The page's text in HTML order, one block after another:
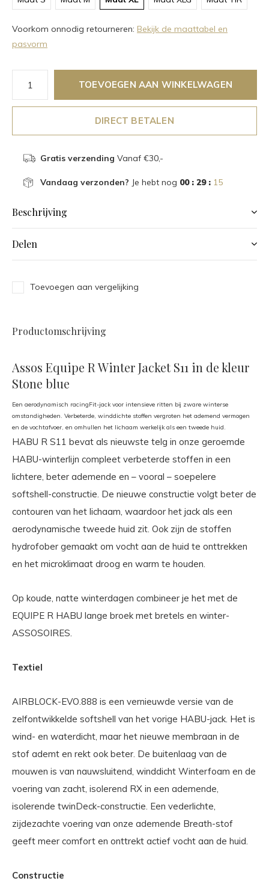
Voorkom onnodig retourneren: Bekijk de maattabel en
pasvorm
TOEVOEGEN AAN WINKELWAGEN
DIRECT BETALEN
Gratis verzending Vanaf €30,-
Vandaag verzonden? Je hebt nog 00 : 29 : 14
Beschrijving
Delen
Toevoegen aan vergelijking
Productomschrijving
Assos Equipe R Winter Jacket S11 in de kleur
Stone blue
Een aerodynamisch racingFit-jack voor intensieve ritten bij zware winterse
omstandigheden. Verbeterde, winddichte stoffen vergroten het ademend vermogen
en de vochtafvoer, en omhullen het lichaam werkelijk als een tweede huid.
HABU R S11 bevat als nieuwste telg in onze geroemde
HABU-winterlijn compleet verbeterde stoffen in een
lichtere, beter ademende en – vooral – soepelere
softshell-constructie. De nieuwe constructie volgt beter de
contouren van het lichaam, waardoor het jack als een
aerodynamische tweede huid zit. Ook zijn de stoffen
hydrofober gemaakt om vocht aan de huid te onttrekken
en het microklimaat droog en warm te houden.
Op koude, natte winterdagen combineer je het met de
EQUIPE R HABU lange broek met bretels en winter-
ASSOSOIRES.
Textiel
AIRBLOCK-EVO.888 is een vernieuwde versie van de
zelfontwikkelde softshell van het vorige HABU-jack. Het is
wind- en waterdicht, maar het nieuwe membraan in de
stof ademt en rekt ook beter. De buitenlaag van de
mouwen is van nauwsluitend, winddicht Winterfoam en de
voering van zacht, isolerend RX in een ademende,
isolerende twinDeck-constructie. Een vederlichte,
zijdezachte voering van onze ademende Breath-stof
geeft meer comfort en onttrekt actief vocht aan de huid.
Constructie